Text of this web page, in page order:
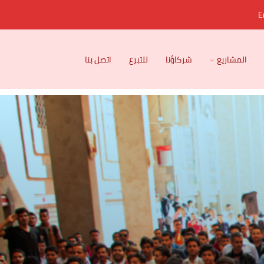
المشاريع شركاؤنا للتبرع اتصل بنا